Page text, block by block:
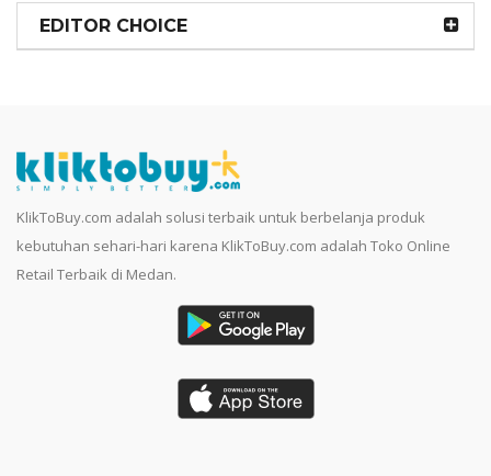
EDITOR CHOICE
KlikToBuy.com adalah solusi terbaik untuk berbelanja produk
kebutuhan sehari-hari karena KlikToBuy.com adalah Toko Online
Retail Terbaik di Medan.